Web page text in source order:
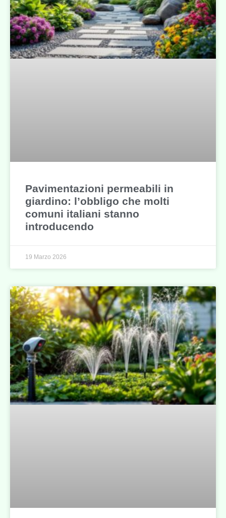
Pavimentazioni permeabili in
giardino: l’obbligo che molti
comuni italiani stanno
introducendo
19 Marzo 2026